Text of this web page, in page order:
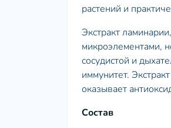
растений и
Экстракт
микроэлементами,
сосудистой и
иммунитет.
оказывает
Состав